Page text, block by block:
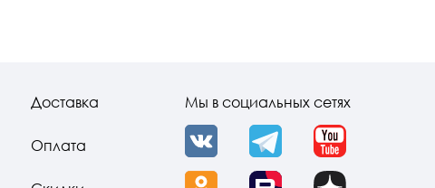
Доставка
Оплата
Мы в социальных сетях
VK Telegram YouTube